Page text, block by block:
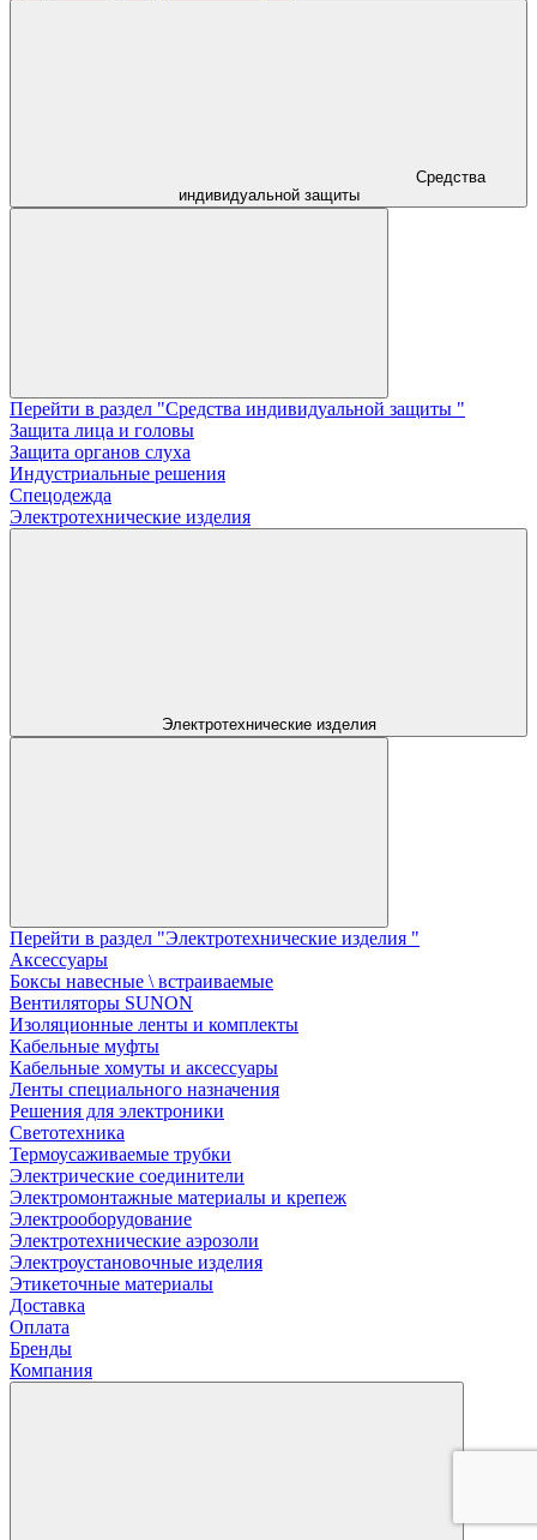
Средства
индивидуальной защиты
Перейти в раздел "Средства индивидуальной защиты "
Защита лица и головы
Защита органов слуха
Индустриальные решения
Спецодежда
Электротехнические изделия
Электротехнические изделия
Перейти в раздел "Электротехнические изделия "
Аксессуары
Боксы навесные \ встраиваемые
Вентиляторы SUNON
Изоляционные ленты и комплекты
Кабельные муфты
Кабельные хомуты и аксессуары
Ленты специального назначения
Решения для электроники
Светотехника
Термоусаживаемые трубки
Электрические соединители
Электромонтажные материалы и крепеж
Электрооборудование
Электротехнические аэрозоли
Электроустановочные изделия
Этикеточные материалы
Доставка
Оплата
Бренды
Компания